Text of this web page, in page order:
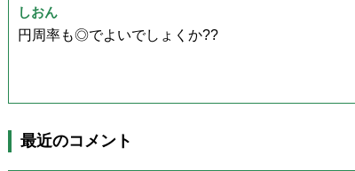
しおん
円周率も◎でよいでしょくか??
最近のコメント